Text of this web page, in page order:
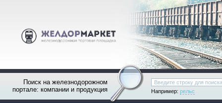
Поиск на железнодорожном
портале: компании и продукция
Например: рельс